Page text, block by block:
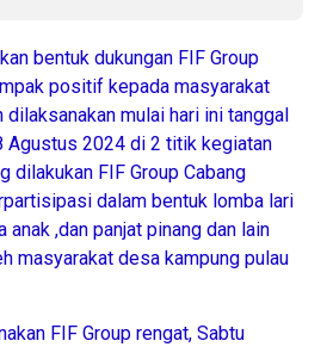
bentuk dukungan FIF Group
positif kepada masyarakat
dilaksanakan mulai hari ini tanggal
Agustus 2024 di 2 titik kegiatan
dilakukan FIF Group Cabang
dalam bentuk lomba lari
anak ,dan panjat pinang dan lain
masyarakat desa kampung pulau
FIF Group rengat, Sabtu